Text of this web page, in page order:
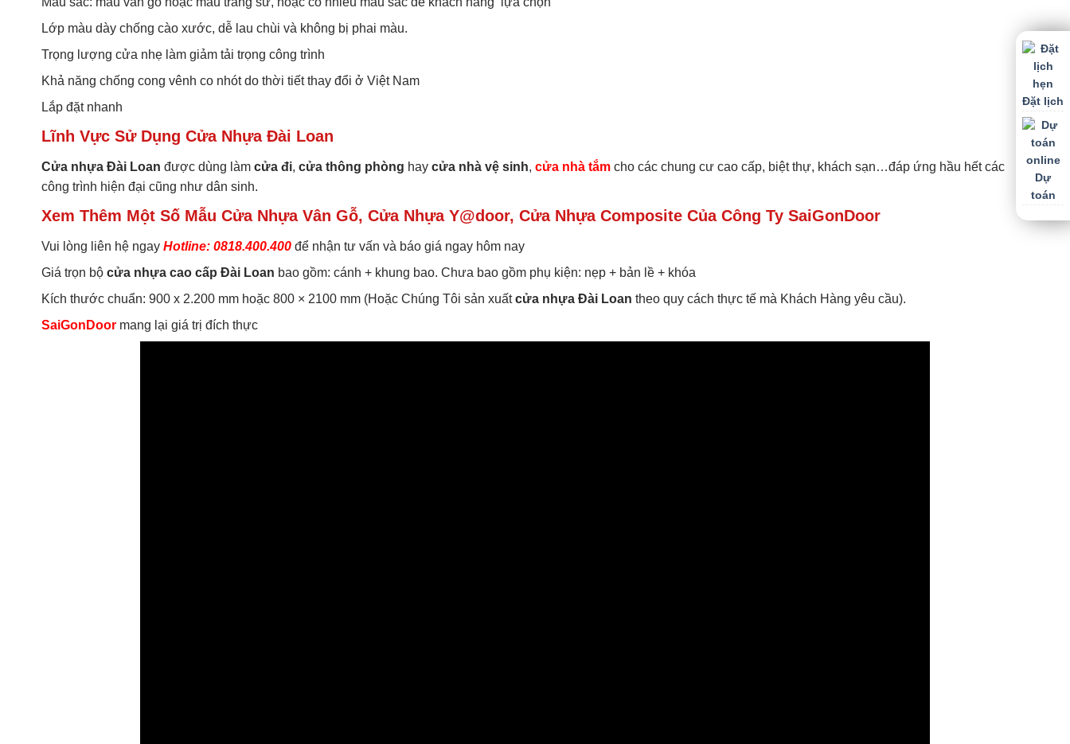
Lớp màu dày chống cào xước, dễ lau chùi và không bị phai màu.
Trọng lượng cửa nhẹ làm giảm tải trọng công trình
Khả năng chống cong vênh co nhót do thời tiết thay đổi ở Việt Nam
Lắp đặt nhanh
Lĩnh Vực Sử Dụng Cửa Nhựa Đài Loan
Cửa nhựa Đài Loan được dùng làm cửa đi, cửa thông phòng hay cửa nhà vệ sinh, cửa nhà tắm cho các chung cư cao cấp, biệt thự, khách sạn…đáp ứng hầu hết các
công trình hiện đại cũng như dân sinh.
Xem Thêm Một Số Mẫu Cửa Nhựa Vân Gỗ, Cửa Nhựa Y@door, Cửa Nhựa Composite Của Công Ty SaiGonDoor
Vui lòng liên hệ ngay Hotline: 0818.400.400 để nhận tư vấn và báo giá ngay hôm nay
Giá trọn bộ cửa nhựa cao cấp Đài Loan bao gồm: cánh + khung bao. Chưa bao gồm phụ kiện: nẹp + bản lề + khóa
Kích thước chuẩn: 900 x 2.200 mm hoặc 800 × 2100 mm (Hoặc Chúng Tôi sản xuấtcửa nhựa Đài Loan theo quy cách thực tế mà Khách Hàng yêu cầu).
SaiGonDoor mang lại giá trị đích thực
Đặt lịch
Dự
toán